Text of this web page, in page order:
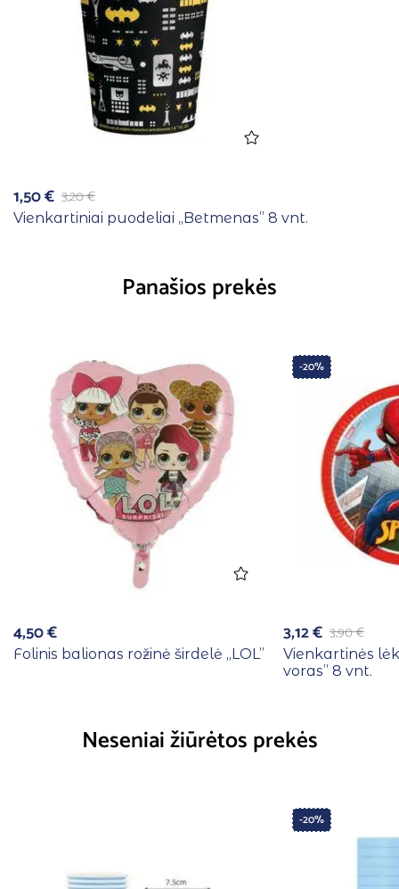
3,20€
1,50€
Vienkartiniai puodeliai ,,Betmenas” 8 vnt.
Panašios prekės
4,50€
Folinis balionas rožinė širdelė ,,LOL”
-20%
3,90€
3,12€
Vienkartinės
voras” 8 vnt.
Neseniai žiūrėtos prekės
-20%